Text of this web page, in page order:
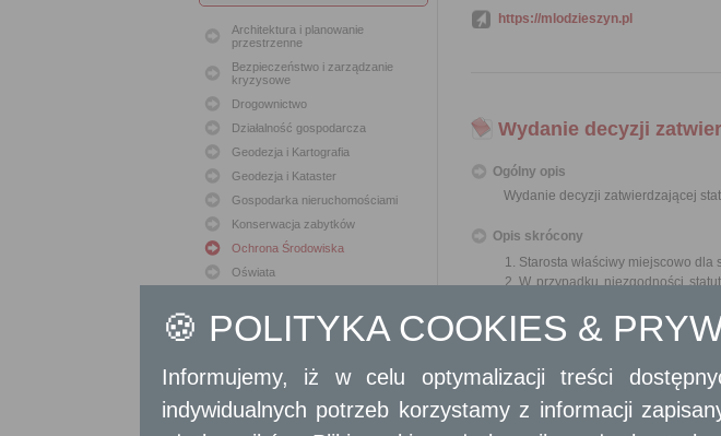
Architektura i planowanie
przestrzenne
Bezpieczeństwo i zarządzanie
kryzysowe
Drogownictwo
Działalność gospodarcza
Geodezja i Kartografia
Geodezja i Kataster
Gospodarka nieruchomościami
Konserwacja zabytków
Ochrona Środowiska
Oświata
Polityka lokalowa
Polityka społeczna
Skargi i wnioski
Sport i Rekreacja
Sprawy komunalne
https://mlodzieszyn.pl
Wydanie decyzji
Ogólny opis
Wydanie decyzji zatwierdzającej
Opis skrócony
Starosta właściwy miejscowo dla
W przypadku niezgodności
Wymagane dokumenty
Wniosek o zatwierdzenie statutu
Statut spółki wodnej.
Dokumenty potwierdzające
Dokumenty potwierdzające
🍪 POLITYKA COOKIES &
Informujemy, iż w celu optymalizacji treści
indywidualnych potrzeb korzystamy z informacji